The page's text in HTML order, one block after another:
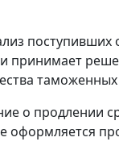
принимает
таможенных
о продлении
оформляется